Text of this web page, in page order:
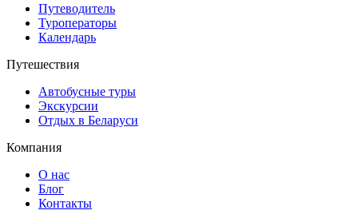
Путеводитель
Туроператоры
Календарь
Путешествия
Автобусные туры
Экскурсии
Отдых в Беларуси
Компания
О нас
Блог
Контакты